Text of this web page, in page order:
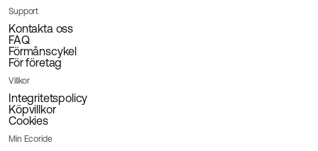
Support
Kontakta oss
FAQ
Förmånscykel
För företag
Villkor
Integritetspolicy
Köpvillkor
Cookies
Min Ecoride